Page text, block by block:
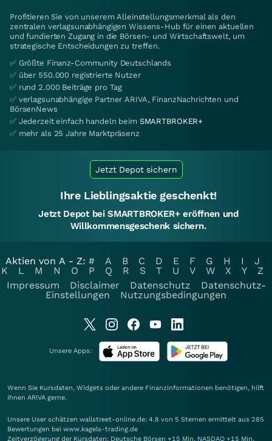
Profitieren Sie von unserem Alleinstellungsmerkmal als den
zentralen verlagsunabhängigen Wissens-Hub für einen aktuellen
und fundierten Zugang in die Börsen- und Wirtschaftswelt, um
strategische Entscheidungen zu treffen.
✅ Größte Finanz-Community Deutschlands
✅ über 550.000 registrierte Nutzer
✅ rund 2.000 Beiträge pro Tag
✅ verlagsunabhängige Partner ARIVA, FinanzNachrichten und
BörsenNews
✅ Jederzeit einfach handeln beim SMARTBROKER+
✅ mehr als 25 Jahre Marktpräsenz
Jetzt Depot sichern
Ihre Lieblingsaktie geschenkt!
Jetzt Depot bei SMARTBROKER+ eröffnen und
Willkommensgeschenk sichern.
Aktien von A - Z: # A B C D E F G H I
J
K
L M N O P Q R S T U V W X Y
Z
Impressum
Disclaimer Datenschutz
Datenschutz-
Einstellungen
Nutzungsbedingungen
Unsere Apps:
Wenn Sie Kursdaten, Widgets oder andere Finanzinformationen benötigen, hilft
Ihnen ARIVA gerne.
Unsere User schätzen wallstreet-online.de: 4.8 von 5 Sternen ermittelt aus 285
Bewertungen bei www.kagels-trading.de
Zeitverzögerung der Kursdaten: Deutsche Börsen +15 Min. NASDAQ +15 Min.